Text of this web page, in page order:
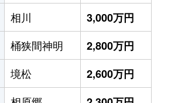
相川
3,000万円
桶狭間神明
2,800万円
境松
2,600万円